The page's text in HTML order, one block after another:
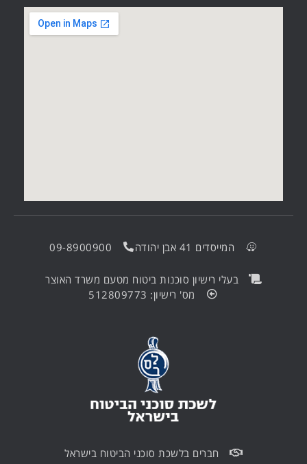
המייסדים 41 אבן יהודה 09-8900900
בעלי רישיון סוכנות ביטוח מטעם משרד האוצר
מס' רישיון: 512809773
חברים בלשכת סוכני הביטוח בישראל